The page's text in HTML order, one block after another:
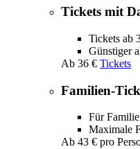
Tickets mit
Tickets ab
Günstiger
Ab 36 € Tickets
Familien-
Für
Maximale
Ab 43 € pro